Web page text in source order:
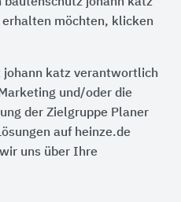
möchten, klicken
johann katz verantwortlich
und/oder die
der Zielgruppe Planer
auf heinze.de
uns über Ihre